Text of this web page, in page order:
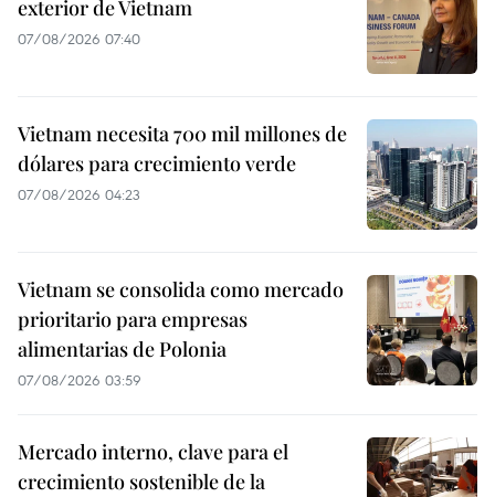
exterior de Vietnam
07/08/2026 07:40
Vietnam necesita 700 mil millones de
dólares para crecimiento verde
07/08/2026 04:23
Vietnam se consolida como mercado
prioritario para empresas
alimentarias de Polonia
07/08/2026 03:59
Mercado interno, clave para el
crecimiento sostenible de la